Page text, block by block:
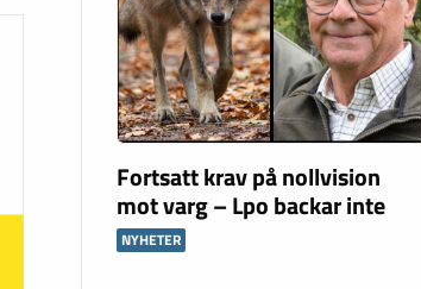
Fortsatt krav på nollvision
mot varg – Lpo backar inte
NYHETER